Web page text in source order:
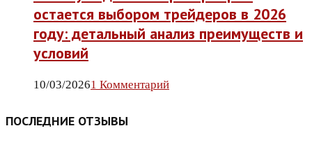
остается выбором трейдеров в 2026
году: детальный анализ преимуществ и
условий
10/03/20261 Комментарий
ПОСЛЕДНИЕ ОТЗЫВЫ